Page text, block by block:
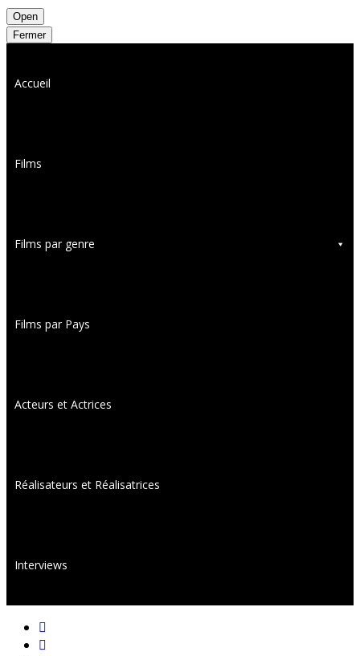
Open
Fermer
Accueil
Films
Films par genre
Films par Pays
Acteurs et Actrices
Réalisateurs et Réalisatrices
Interviews